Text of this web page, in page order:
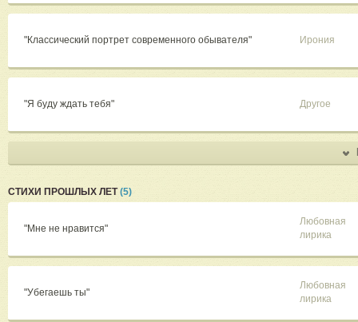
"Классический портрет современного обывателя" Ирония
"Я буду ждать тебя" Другое
СТИХИ ПРОШЛЫХ ЛЕТ(5)
"Мне не нравится"
Любовная
лирика
"Убегаешь ты"
Любовная
лирика